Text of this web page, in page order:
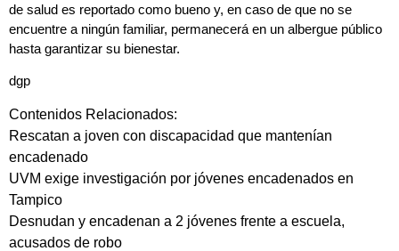
de salud es reportado como bueno y, en caso de que no se
encuentre a ningún familiar, permanecerá en un albergue público
hasta garantizar su bienestar.
dgp
Contenidos Relacionados:
Rescatan a joven con discapacidad que mantenían
encadenado
UVM exige investigación por jóvenes encadenados en
Tampico
Desnudan y encadenan a 2 jóvenes frente a escuela,
acusados de robo